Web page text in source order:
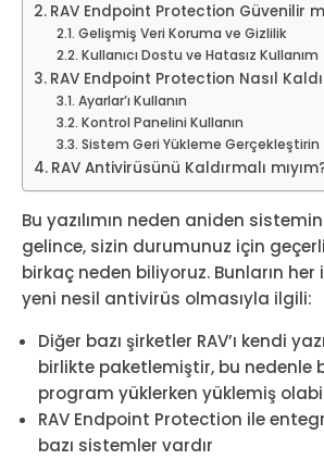
RAV Endpoint Protection Güvenilir
Gelişmiş Veri Koruma ve Gizlilik
Kullanıcı Dostu ve Hatasız Kullanım
RAV Endpoint Protection Nasıl
Ayarlar’ı Kullanın
Kontrol Panelini Kullanın
Sistem Geri Yükleme Gerçekleştirin
RAV Antivirüsünü Kaldırmalı
Bu yazılımın neden aniden
gelince, sizin durumunuz için
birkaç neden biliyoruz. Bunların her
yeni nesil antivirüs olmasıyla ilgili:
Diğer bazı şirketler RAV’ı kendi
birlikte paketlemiştir, bu nedenle
program yüklerken yüklemiş
RAV Endpoint Protection ile
bazı sistemler vardır